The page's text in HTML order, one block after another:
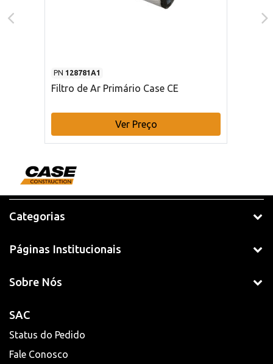
PN 128781A1
Filtro de Ar Primário Case CE
Ver Preço
Categorias
Páginas Institucionais
Sobre Nós
SAC
Status do Pedido
Fale Conosco